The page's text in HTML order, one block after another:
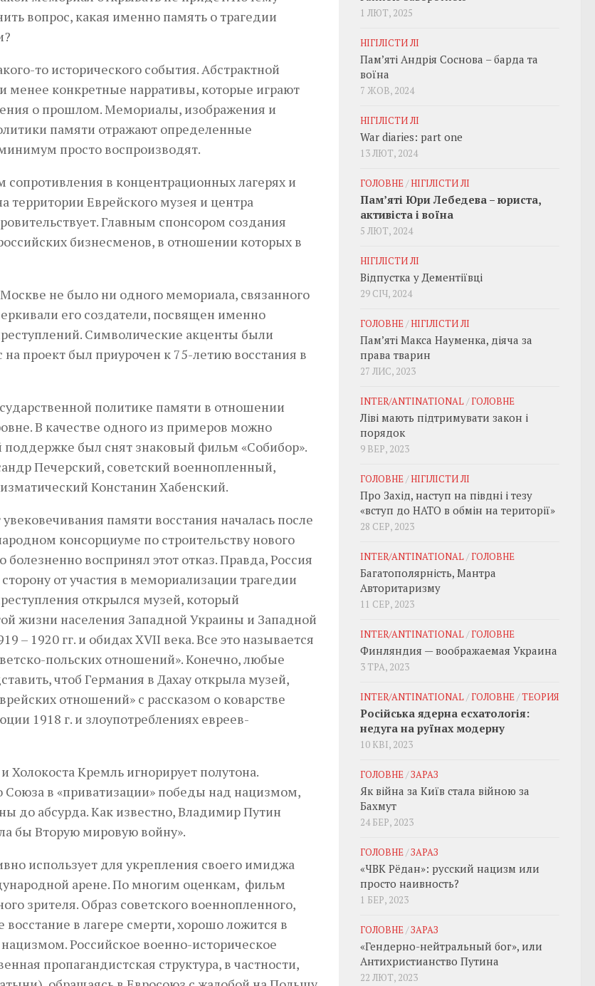
вопрос, какая именно память о трагедии
то исторического события. Абстрактной
менее конкретные нарративы, которые играют
о прошлом. Мемориалы, изображения и
памяти отражают определенные
просто воспроизводят.
в концентрационных лагерях и
территории Еврейского музея и центра
Главным спонсором создания
бизнесменов, в отношении которых в
не было ни одного мемориала, связанного
его создатели, посвящен именно
Символические акценты были
проект был приурочен к 75-летию восстания в
политике памяти в отношении
В качестве одного из примеров можно
был снят знаковый фильм «Собибор».
Печерский, советский военнопленный,
Констанин Хабенский.
памяти восстания началась после
консорциуме по строительству нового
воспринял этот отказ. Правда, Россия
от участия в мемориализации трагедии
открылся музей, который
жизни населения Западной Украины и Западной
– 1920 гг. и обидах XVII века. Все это называется
польских отношений». Конечно, любые
чтоб Германия в Дахау открыла музей,
отношений» с рассказом о коварстве
1918 г. и злоупотреблениях евреев-
Кремль игнорирует полутона.
в «приватизации» победы над нацизмом,
до абсурда. Как известно, Владимир Путин
бы Вторую мировую войну».
использует для укрепления своего имиджа
арене. По многим оценкам, фильм
зрителя. Образ советского военнопленного,
в лагере смерти, хорошо ложится в
Российское военно-историческое
пропагандистская структура, в частности,
1 ЛЮТ, 2025
НІГІЛІСТИ ЛІ
Пам’яті Андрія Соснова – барда та
воїна
7 ЖОВ, 2024
НІГІЛІСТИ ЛІ
War diaries: part one
13 ЛЮТ, 2024
ГОЛОВНЕ/НІГІЛІСТИ ЛІ
Пам’яті Юри Лебедева – юриста,
активіста і воїна
5 ЛЮТ, 2024
НІГІЛІСТИ ЛІ
Відпустка у Дементіївці
29 СІЧ, 2024
ГОЛОВНЕ/НІГІЛІСТИ ЛІ
Пам’яті Макса Науменка, діяча за
права тварин
27 ЛИС, 2023
INTER/ANTINATIONAL/ГОЛОВНЕ
Ліві мають підтримувати закон і
порядок
9 ВЕР, 2023
ГОЛОВНЕ/НІГІЛІСТИ ЛІ
Про Захід, наступ на півдні і тезу
«вступ до НАТО в обмін на території»
28 СЕР, 2023
INTER/ANTINATIONAL/ГОЛОВНЕ
Багатополярність, Мантра
Авторитаризму
11 СЕР, 2023
INTER/ANTINATIONAL/ГОЛОВНЕ
Финляндия — воображаемая Украина
3 ТРА, 2023
INTER/ANTINATIONAL/ГОЛОВНЕ/ТЕОРИЯ
Російська ядерна есхатологія:
недуга на руїнах модерну
10 КВІ, 2023
ГОЛОВНЕ/ЗАРАЗ
Як війна за Київ стала війною за
Бахмут
24 БЕР, 2023
ГОЛОВНЕ/ЗАРАЗ
«ЧВК Рёдан»: русский нацизм или
просто наивность?
1 БЕР, 2023
ГОЛОВНЕ/ЗАРАЗ
«Гендерно-нейтральный бог», или
Антихристианство Путина
22 ЛЮТ, 2023